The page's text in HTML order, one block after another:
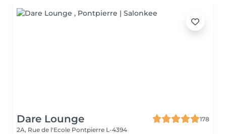
Dare Lounge
178
2A, Rue de l'Ecole Pontpierre L-4394